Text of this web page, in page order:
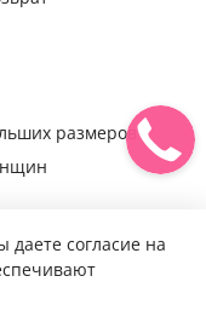
размеров
согласие на